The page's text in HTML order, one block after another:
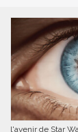
l'avenir de Star